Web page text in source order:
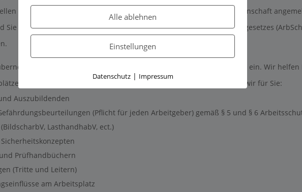
bzw. zu verpflichten. Arbeitnehmer müssen bei der Berufsgenossenschaft
als Arbeitgeber verpflichtet, alle Bestimmungen des Arbeitsschutzgesetzes
wir hierbei eine beratende Funktion in Ihrem Unternehmen ein. Wir helfen
menschengerecht zu gestalten. Folgende Aufgaben übernehmen wir für Sie:
Auszubildenden
(Pflicht für jeden Arbeitgeber) gemäß § 5 und § 6
LasthandhabV, ect.)
Prüfhandbüchern
(Tritte und Leitern)
am Arbeitsplatz
Alle ablehnen
Einstellungen
Datenschutz| Impressum